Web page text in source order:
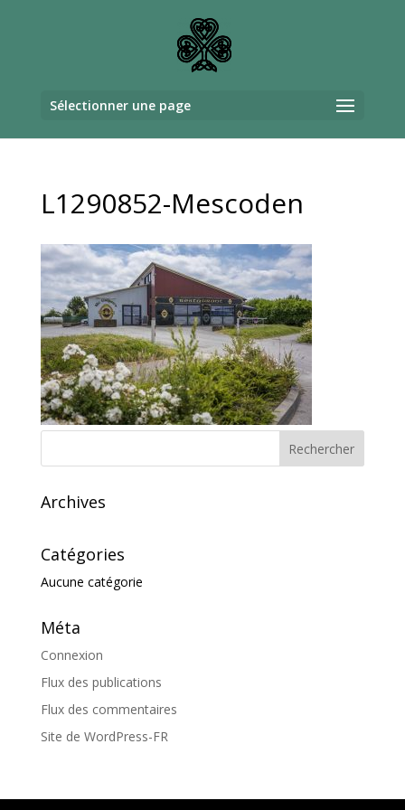
Sélectionner une page
L1290852-Mescoden
Archives
Catégories
Aucune catégorie
Méta
Connexion
Flux des publications
Flux des commentaires
Site de WordPress-FR